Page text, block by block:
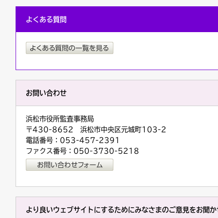
よくある質問
お問い合わせ
浜松市役所監査事務局
〒430-8652 浜松市中央区元城町103-2
電話番号：053-457-2391
ファクス番号：050-3730-5218
より良いウェブサイトにするためにみなさまのご意見をお聞か